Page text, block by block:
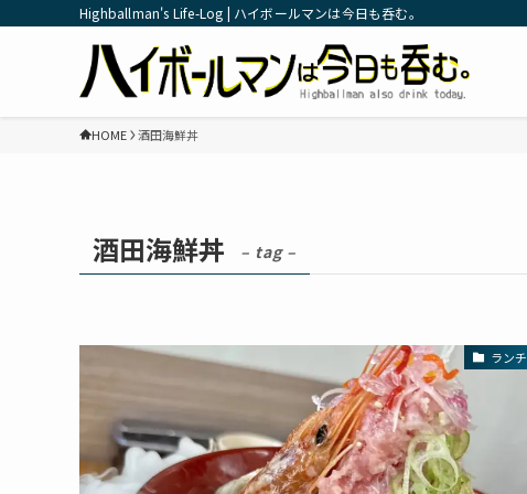
Highballman's Life-Log | ハイボールマンは今日も呑む。
HOME 酒田海鮮丼
酒田海鮮丼 – tag –
ランチ